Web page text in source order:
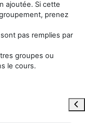
ajoutée. Si cette
prenez
groupes ou
le cours.